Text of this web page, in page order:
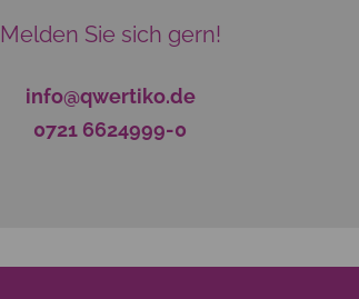
Melden Sie sich gern!
info@qwertiko.de
0721 6624999-0